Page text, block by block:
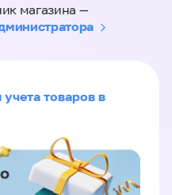
магазина —
товаров в